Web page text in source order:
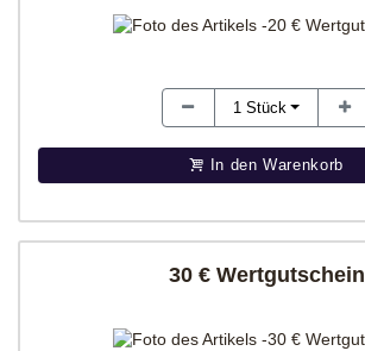
1 Stück
In den Warenkorb
30 € Wertgutschein